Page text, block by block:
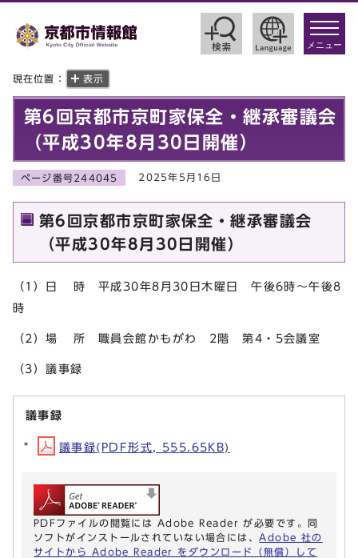
toggle
メニュー
現在位置： 表示
第6回京都市京町家保全・継承審議会
（平成30年8月30日開催）
ページ番号244045 2025年5月16日
第6回京都市京町家保全・継承審議会
（平成30年8月30日開催）
（1）日 時 平成30年8月30日木曜日 午後6時～午後8
時
（2）場 所 職員会館かもがわ 2階 第4・5会議室
（3）議事録
議事録
議事録(PDF形式, 555.65KB)
PDFファイルの閲覧には Adobe Reader が必要です。同
ソフトがインストールされていない場合には、 Adobe 社の
サイトから Adobe Reader をダウンロード（無償）して